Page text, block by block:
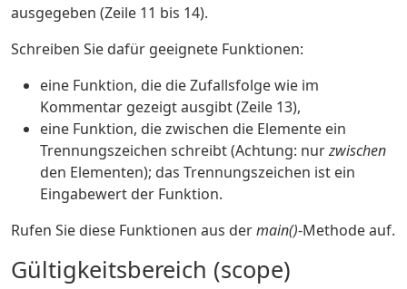
ausgegeben (Zeile 11 bis 14).
Schreiben Sie dafür geeignete Funktionen:
eine Funktion, die die Zufallsfolge wie im
Kommentar gezeigt ausgibt (Zeile 13),
eine Funktion, die zwischen die Elemente ein
Trennungszeichen schreibt (Achtung: nurzwischen
den Elementen); das Trennungszeichen ist ein
Eingabewert der Funktion.
Rufen Sie diese Funktionen aus dermain()-Methode auf.
Gültigkeitsbereich (scope)